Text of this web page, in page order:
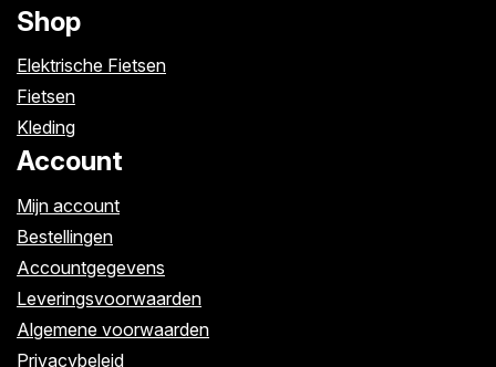
Shop
Elektrische Fietsen
Fietsen
Kleding
Account
Mijn account
Bestellingen
Accountgegevens
Leveringsvoorwaarden
Algemene voorwaarden
Privacybeleid